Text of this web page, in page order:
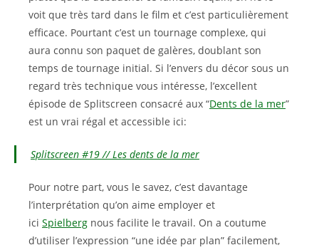
voit que très tard dans le film et c’est particulièrement
efficace. Pourtant c’est un tournage complexe, qui
aura connu son paquet de galères, doublant son
temps de tournage initial. Si l’envers du décor sous un
regard très technique vous intéresse, l’excellent
épisode de Splitscreen consacré aux “Dents de la mer”
est un vrai régal et accessible ici:
Splitscreen #19 // Les dents de la mer
Pour notre part, vous le savez, c’est davantage
l’interprétation qu’on aime employer et
ici Spielberg nous facilite le travail. On a coutume
d’utiliser l’expression “une idée par plan” facilement,